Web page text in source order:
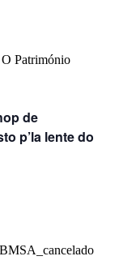
de
p’la lente do